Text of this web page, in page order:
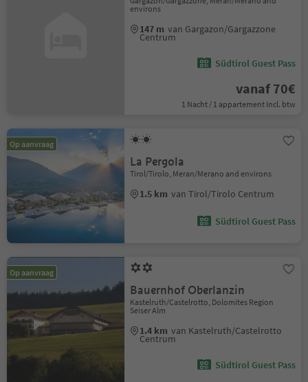
environs
147 m van Gargazon/Gargazzone
Centrum
Südtirol Guest Pass
vanaf 70€
1 Nacht / 1 appartement Incl. btw
Op aanvraag
La Pergola
Tirol/Tirolo, Meran/Merano and environs
1.5 km van Tirol/Tirolo Centrum
Südtirol Guest Pass
Op aanvraag
Bauernhof Oberlanzin
Kastelruth/Castelrotto, Dolomites Region
Seiser Alm
1.4 km van Kastelruth/Castelrotto
Centrum
Südtirol Guest Pass